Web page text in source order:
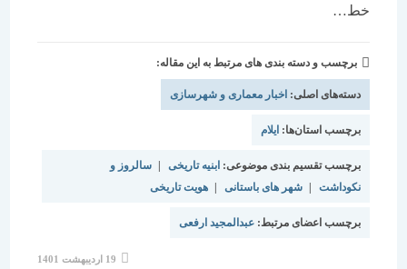
خط…
برچسب و دسته بندی های مرتبط به این مقاله:
دسته‌های اصلی:اخبار معماری و شهرسازی
برچسب استان‌ها:ایلام
برچسب تقسیم بندی موضوعی:ابنیه تاریخی |
سالروز و
نکوداشت | شهر های باستانی | هویت تاریخی
برچسب اعضای مرتبط:عبدالمجید ارفعی